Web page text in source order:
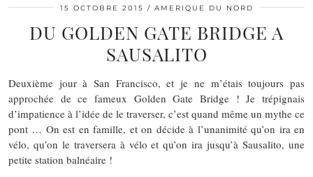
15 OCTOBRE 2015 AMERIQUE DU NORD
DU GOLDEN GATE BRIDGE A
SAUSALITO
Deuxième jour à San Francisco, et je ne m’étais toujours pas
approchée de ce fameux Golden Gate Bridge ! Je trépignais
d’impatience à l’idée de le traverser, c’est quand même un mythe ce
pont … On est en famille, et on décide à l’unanimité qu’on ira en
vélo, qu’on le traversera à vélo et qu’on ira jusqu’à Sausalito, une
petite station balnéaire !